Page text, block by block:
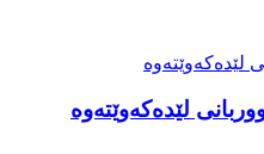
لێدەکەوێتەوە